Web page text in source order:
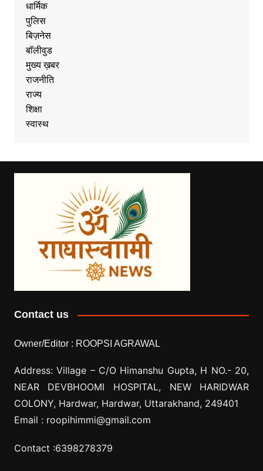
धार्मिक
पुलिस
बिज़नेस
बॉलीवुड
मुख्य ख़बर
राजनीति
राज्य
शिक्षा
स्वास्थ
Contact us
Owner/Editor : ROOPSI AGRAWAL
Address: Village – C/O Himanshu Gupta, H NO.- 20,
NEAR DEVBHOOMI HOSPITAL, NEW HARIDWAR
COLONY, Hardwar, Hardwar, Uttarakhand, 249401
Email : roopihimmi@gmail.com
Contact :6398278379